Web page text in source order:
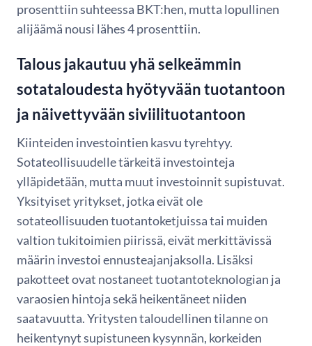
prosenttiin suhteessa BKT:hen, mutta lopullinen
alijäämä nousi lähes 4 prosenttiin.
Talous jakautuu yhä selkeämmin
sotataloudesta hyötyvään tuotantoon
ja näivettyvään siviilituotantoon
Kiinteiden investointien kasvu tyrehtyy.
Sotateollisuudelle tärkeitä investointeja
ylläpidetään, mutta muut investoinnit supistuvat.
Yksityiset yritykset, jotka eivät ole
sotateollisuuden tuotantoketjuissa tai muiden
valtion tukitoimien piirissä, eivät merkittävissä
määrin investoi ennusteajanjaksolla. Lisäksi
pakotteet ovat nostaneet tuotantoteknologian ja
varaosien hintoja sekä heikentäneet niiden
saatavuutta. Yritysten taloudellinen tilanne on
heikentynyt supistuneen kysynnän, korkeiden